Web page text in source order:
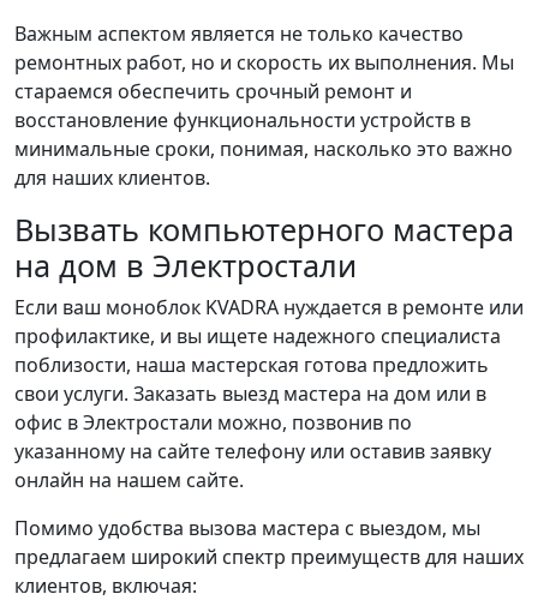
Важным аспектом является не только качество
ремонтных работ, но и скорость их выполнения. Мы
стараемся обеспечить срочный ремонт и
восстановление функциональности устройств в
минимальные сроки, понимая, насколько это важно
для наших клиентов.
Вызвать компьютерного мастера
на дом в Электростали
Если ваш моноблок KVADRA нуждается в ремонте или
профилактике, и вы ищете надежного специалиста
поблизости, наша мастерская готова предложить
свои услуги. Заказать выезд мастера на дом или в
офис в Электростали можно, позвонив по
указанному на сайте телефону или оставив заявку
онлайн на нашем сайте.
Помимо удобства вызова мастера с выездом, мы
предлагаем широкий спектр преимуществ для наших
клиентов, включая: